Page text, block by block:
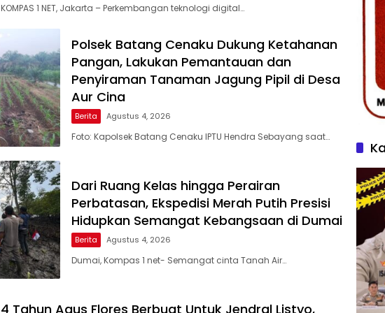
KOMPAS 1 NET, Jakarta – Perkembangan teknologi digital…
Polsek Batang Cenaku Dukung Ketahanan
Pangan, Lakukan Pemantauan dan
Penyiraman Tanaman Jagung Pipil di Desa
Aur Cina
Berita Agustus 4, 2026
Foto: Kapolsek Batang Cenaku IPTU Hendra Sebayang saat…
Dari Ruang Kelas hingga Perairan
Perbatasan, Ekspedisi Merah Putih Presisi
Hidupkan Semangat Kebangsaan di Dumai
Berita Agustus 4, 2026
Dumai, Kompas 1 net- Semangat cinta Tanah Air…
4 Tahun Agus Flores Berbuat Untuk Jendral Listyo,